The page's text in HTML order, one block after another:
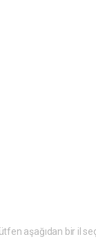
aşağıdan bir il